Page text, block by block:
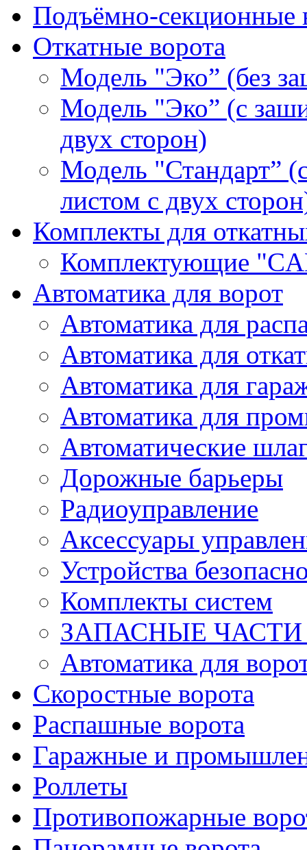
Подъёмно-секционные
Откатные ворота
Модель "Эко” (без
Модель "Эко” (с
двух сторон)
Модель "Стандарт”
листом с двух
Комплекты для
Комплектующие
Автоматика для ворот
Автоматика для
Автоматика для
Автоматика для
Автоматика для
Автоматические
Дорожные барьеры
Радиоуправление
Аксессуары
Устройства
Комплекты систем
ЗАПАСНЫЕ ЧАСТИ
Автоматика для
Скоростные ворота
Распашные ворота
Гаражные и
Роллеты
Противопожарные